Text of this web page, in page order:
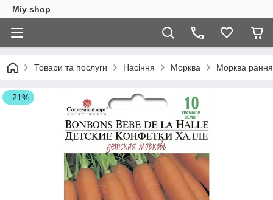
Miy shop
Товари та послуги Насіння Морква Морква
–21%